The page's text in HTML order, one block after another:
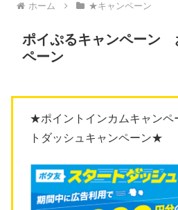
ホーム ★キャンペーン
ポイぷるキャンペーン
ペーン
★ポイントインカムキャン
トダッシュキャンペーン★